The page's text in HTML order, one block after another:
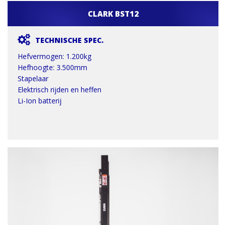
CLARK BST12
TECHNISCHE SPEC.
Hefvermogen: 1.200kg
Hefhoogte: 3.500mm
Stapelaar
Elektrisch rijden en heffen
Li-Ion batterij